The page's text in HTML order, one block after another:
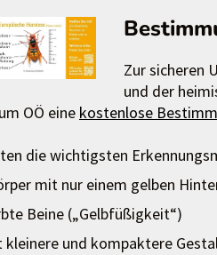
Zur sicheren
und der
OÖ eine kostenlose
die wichtigsten
mit nur einem gelben
Beine („Gelbfüßigkeit“)
kleinere und kompaktere